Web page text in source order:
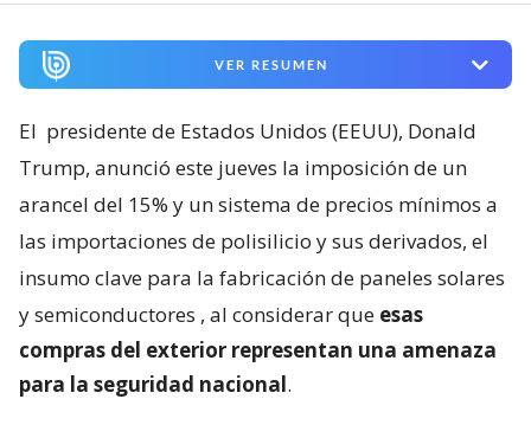
VER RESUMEN
El presidente de Estados Unidos (EEUU), Donald
Trump, anunció este jueves la imposición de un
arancel del 15% y un sistema de precios mínimos a
las importaciones de polisilicio y sus derivados, el
insumo clave para la fabricación de paneles solares
y semiconductores , al considerar que esas
compras del exterior representan una amenaza
para la seguridad nacional.